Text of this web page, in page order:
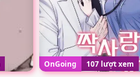
OnGoing 107 lượt xem